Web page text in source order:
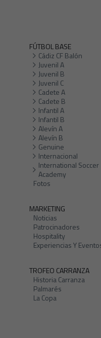
FÚTBOL BASE
Cádiz CF Balón
Juvenil A
Juvenil B
Juvenil C
Cadete A
Cadete B
Infantil A
Infantil B
Alevín A
Alevín B
Genuine
Internacional
International Soccer
Academy
Fotos
MARKETING
Noticias
Patrocinadores
Hospitality
Experiencias Y
TROFEO CARRANZA
Historia Carranza
Palmarés
La Copa